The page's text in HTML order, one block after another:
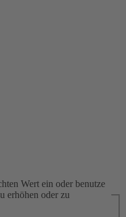
Wert ein oder benutze
erhöhen oder zu